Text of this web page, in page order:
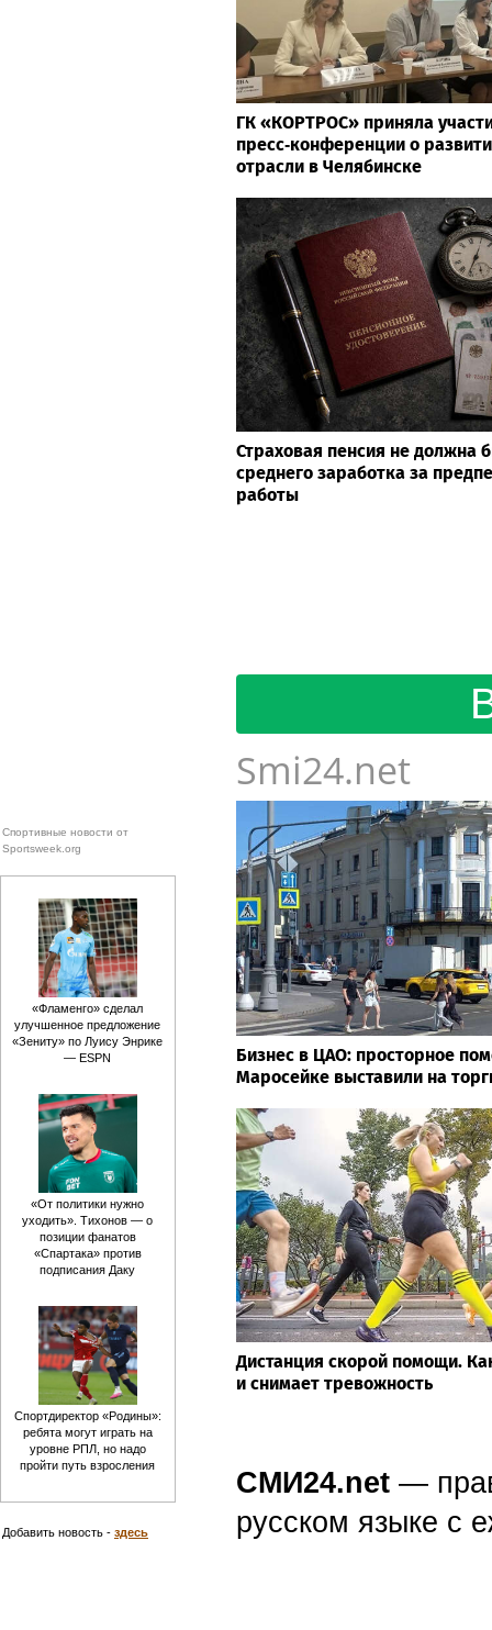
ГК «КОРТРОС» приняла
пресс‑конференции о
отрасли в Челябинске
Страховая пенсия не должна
среднего заработка за
работы
Smi24.net
Бизнес в ЦАО: просторное
Маросейке выставили на
Дистанция скорой помощи.
и снимает тревожность
СМИ24.net —
русском языке с
Спортивные новости от
Sportsweek.org
«Фламенго» сделал
улучшенное предложение
«Зениту» по Луису Энрике
— ESPN
«От политики нужно
уходить». Тихонов — о
позиции фанатов
«Спартака» против
подписания Даку
Спортдиректор «Родины»:
ребята могут играть на
уровне РПЛ, но надо
пройти путь взросления
Добавить новость - здесь